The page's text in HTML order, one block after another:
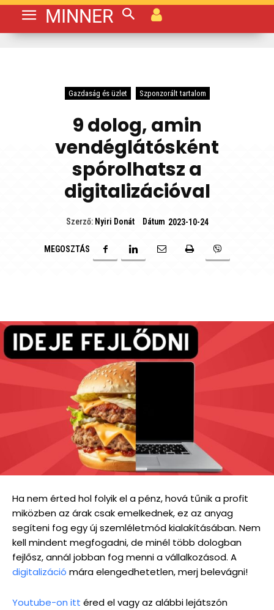
MINNER
Gazdaság és üzlet Szponzorált tartalom
9 dolog, amin
vendéglátósként
spórolhatsz a
digitalizációval
Szerző: Nyiri Donát Dátum 2023-10-24
MEGOSZTÁS
Ha nem érted hol folyik el a pénz, hová tűnik a profit
miközben az árak csak emelkednek, ez az anyag
segíteni fog egy új szemléletmód kialakításában. Nem
kell mindent megfogadni, de minél több dologban
fejlősz, annál jobban fog menni a vállalkozásod. A
digitalizáció mára elengedhetetlen, merj belevágni!
Youtube-on itt éred el vagy az alábbi lejátszón